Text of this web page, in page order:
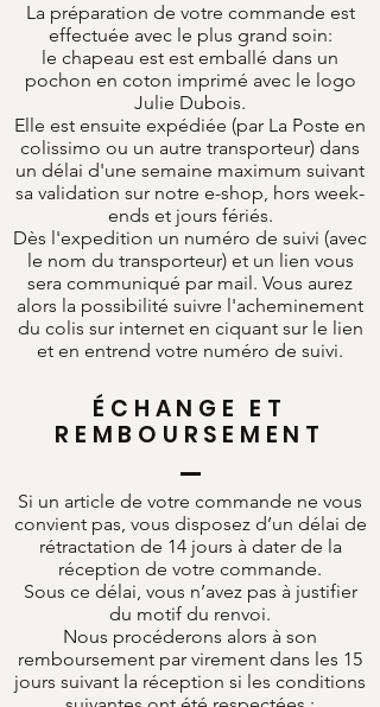
La préparation de votre commande est
effectuée avec le plus grand soin:
le chapeau est est emballé dans un
pochon en coton imprimé avec le logo
Julie Dubois.
Elle est ensuite expédiée (par La Poste en
colissimo ou un autre transporteur) dans
un délai d'une semaine maximum suivant
sa validation sur notre e-shop, hors week-
ends et jours fériés.
Dès l'expedition un numéro de suivi (avec
le nom du transporteur) et un lien vous
sera communiqué par mail. Vous aurez
alors la possibilité suivre l'acheminement
du colis sur internet en ciquant sur le lien
et en entrend votre numéro de suivi.
ÉCHANGE ET
REMBOURSEMENT
Si un article de votre commande ne vous
convient pas, vous disposez d’un délai de
rétractation de 14 jours à dater de la
réception de votre commande.
Sous ce délai, vous n’avez pas à justifier
du motif du renvoi.
Nous procéderons alors à son
remboursement par virement dans les 15
jours suivant la réception si les conditions